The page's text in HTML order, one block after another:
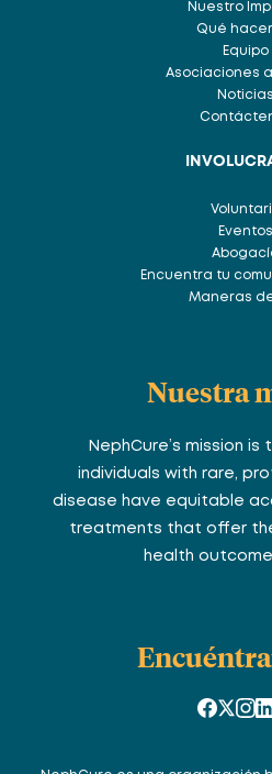
Nuestro
Qué
Equipo
Asociaciones
Noticias
Eventos
Encuentra tu
Maneras
Nuestra
NephCure’s mission is
individuals with rare,
disease have equitable
treatments that offer
health